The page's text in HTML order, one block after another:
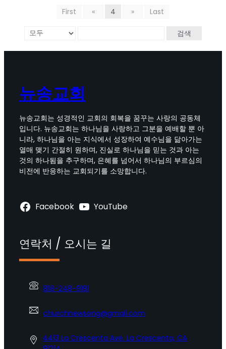
First « 4 » Last
검색
뉴송교회
뉴송교회는 성경적인 교회의 회복을 꿈꾸는 사랑의 공동체
입니다. 뉴송교회는 하나님을 사랑하고 그분을 예배할 뿐 아
니라, 하나님을 아는 지식에서 성장하여 예수님을 닮아가는
열매 맺기 간절히 원하며, 진실로 하나님을 믿는 것과 아는
것의 하나됨을 추구하며, 은혜를 넘어서 하나님의 부르심의
비전에 반응하는 교회되기를 소망합니다.
Facebook YouTube
연락처 / 오시는 길
818-248-9191
churchnewsong@gmail.com
4413 La Crescenta Ave. La Crescenta, CA